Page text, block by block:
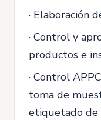
· Elaboración
· Control y
productos e
· Control
toma de
etiquetado de